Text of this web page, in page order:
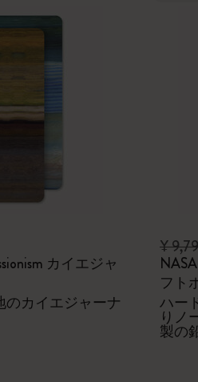
カイエジャ
のカイエジャーナ
¥
NASA-
フト
ハー
りノ
製の